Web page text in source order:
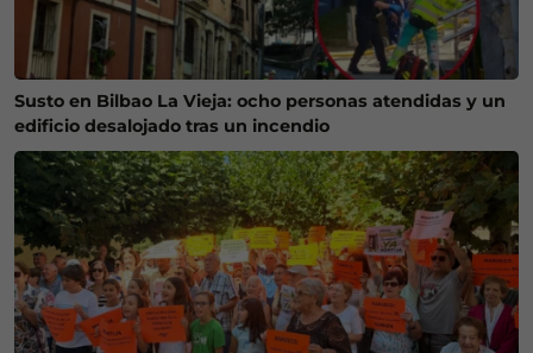
Susto en Bilbao La Vieja: ocho personas atendidas y un
edificio desalojado tras un incendio